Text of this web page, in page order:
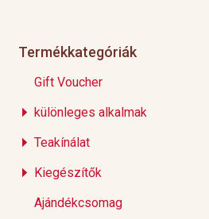
Termékkategóriák
Gift Voucher
különleges alkalmak
Teakínálat
Kiegészítők
Ajándékcsomag